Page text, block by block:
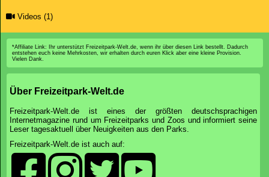
Videos (1)
*Affiliate Link: Ihr unterstützt Freizeitpark-Welt.de, wenn ihr über diesen Link bestellt. Dadurch
entstehen euch keine Mehrkosten, wir erhalten durch euren Klick aber eine kleine Provision.
Vielen Dank.
Über Freizeitpark-Welt.de
Freizeitpark-Welt.de ist eines der größten deutschsprachigen
Internetmagazine rund um Freizeitparks und Zoos und informiert seine
Leser tagesaktuell über Neuigkeiten aus den Parks.
Freizeitpark-Welt.de ist auch auf: